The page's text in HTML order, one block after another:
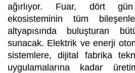
ağırlıyor. Fuar, dört
ekosisteminin tüm
altyapısında buluşturan
sunacak. Elektrik ve enerji
sistemlere, dijital fabrika
uygulamalarına kadar